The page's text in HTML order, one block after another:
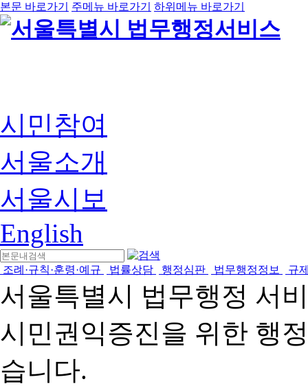
본문 바로가기 주메뉴 바로가기 하위메뉴 바로가기
시민참여
서울소개
서울시보
English
조례·규칙·훈령·예규 법률상담 행정심판 법무행정정보 규
서울특별시 법무행정 서
시민권익증진을 위한 행
습니다.